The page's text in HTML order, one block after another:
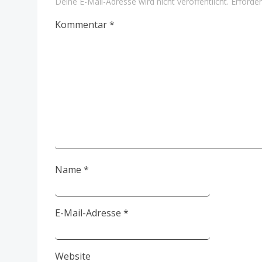
Kommentar*
Name *
E-Mail-Adresse *
Website